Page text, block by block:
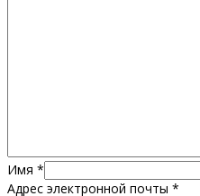
Имя *
Адрес электронной почты *